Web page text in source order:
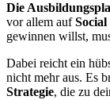
Die
vor allem auf
gewinnen willst,
Dabei reicht ein
nicht mehr aus. Es
Strategie, die zu